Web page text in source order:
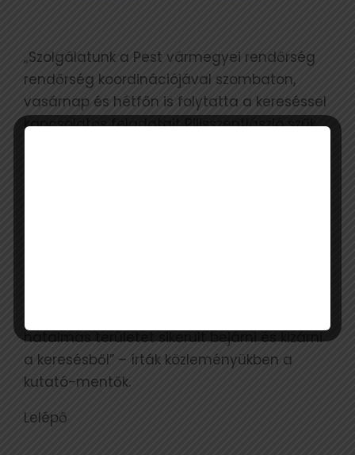
„Szolgálatunk a Pest vármegyei rendőrség
rendőrség koordinációjával szombaton,
vasárnap és hétfőn is folytatta a kereséssel
kapcsolatos feladatait Pilisszentlászló szűk
hatalmas területet sikerült bejárni és kizárni
a keresésből” – írták közleményükben a
kutató-mentők.
Lelépő